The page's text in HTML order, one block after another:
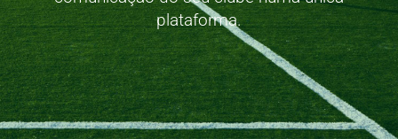
plataforma.